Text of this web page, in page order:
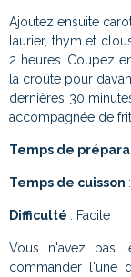
Ajoutez ensuite
laurier, thym et
2 heures. Coupez
la croûte pour
dernières 30
accompagnée de
Temps de
Temps de cuisson
Difficulté : Facile
Vous n'avez pas
commander l'une